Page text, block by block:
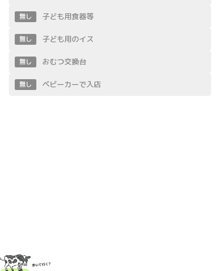
無し 子ども用食器等
無し 子ども用のイス
無し おむつ交換台
無し ベビーカーで入店